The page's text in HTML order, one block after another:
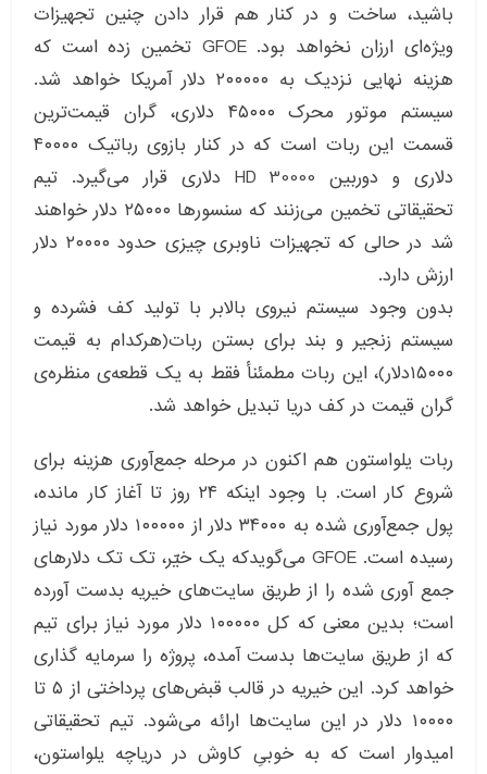
باشید، ساخت و در کنار هم قرار دادن چنین تجهیزات
ویژه‌ای ارزان نخواهد بود. GFOE تخمین زده است که
هزینه نهایی نزدیک به ۲۰۰۰۰۰ دلار آمریکا خواهد شد.
سیستم موتور محرک ۴۵۰۰۰ دلاری، گران قیمت‌ترین
قسمت این ربات است که در کنار بازوی رباتیک ۴۰۰۰۰
دلاری و دوربین HD 30000 دلاری قرار می‌گیرد. تیم
تحقیقاتی تخمین می‌زنند که سنسورها ۲۵۰۰۰ دلار خواهند
شد در حالی که تجهیزات ناوبری چیزی حدود ۲۰۰۰۰ دلار
ارزش دارد.
بدون وجود سیستم نیروی بالابر با تولید کف فشرده و
سیستم زنجیر و بند برای بستن ربات(هرکدام به قیمت
۱۵۰۰۰دلار)، این ربات مطمئنأ فقط به یک قطعه‌ی منظره‌ی
گران قیمت در کف دریا تبدیل خواهد شد.
ربات یلواستون هم اکنون در مرحله جمع‌آوری هزینه برای
شروع کار است. با وجود اینکه ۲۴ روز تا آغاز کار مانده،
پول جمع‌آوری شده به ۳۴۰۰۰ دلار از ۱۰۰۰۰۰ دلار مورد نیاز
رسیده است. GFOE می‌گویدکه یک خیّر، تک تک دلارهای
جمع آوری شده را از طریق سایت‌های خیریه بدست آورده
است؛ بدین معنی که کل ۱۰۰۰۰۰ دلار مورد نیاز برای تیم
که از طریق سایت‌ها بدست آمده، پروژه را سرمایه گذاری
خواهد کرد. این خیریه در قالب قبض‌های پرداختی از ۵ تا
۱۰۰۰۰ دلار در این سایت‌ها ارائه می‌شود. تیم تحقیقاتی
امیدوار است که به خوبیِ کاوش در دریاچه یلواستون،